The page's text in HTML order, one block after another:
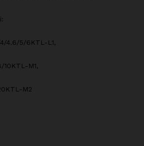
4.6/5/6KTL-L1,
M1,
M2